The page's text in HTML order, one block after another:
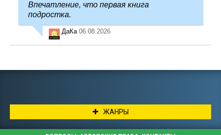
Впечатление, что первая книга
подростка.
ДаКа 06.08.2026
ЖАНРЫ